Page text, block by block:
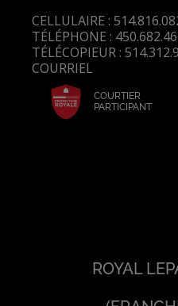
CELLULAIRE :
TÉLÉPHONE :
TÉLÉCOPIEUR :
COURRIEL
COURTIER
PARTICIPANT
ROYAL